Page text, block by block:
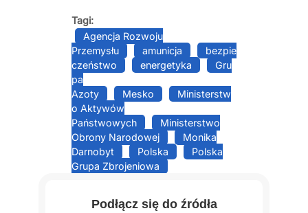
Tagi:
Agencja Rozwoju
Przemysłu
amunicja
bezpie
czeństwo
energetyka
Gru
pa
Azoty
Mesko
Ministerstw
o Aktywów
Państwowych
Ministerstwo
Obrony Narodowej
Monika
Darnobyt
Polska
Polska
Grupa Zbrojeniowa
Podłącz się do źródła